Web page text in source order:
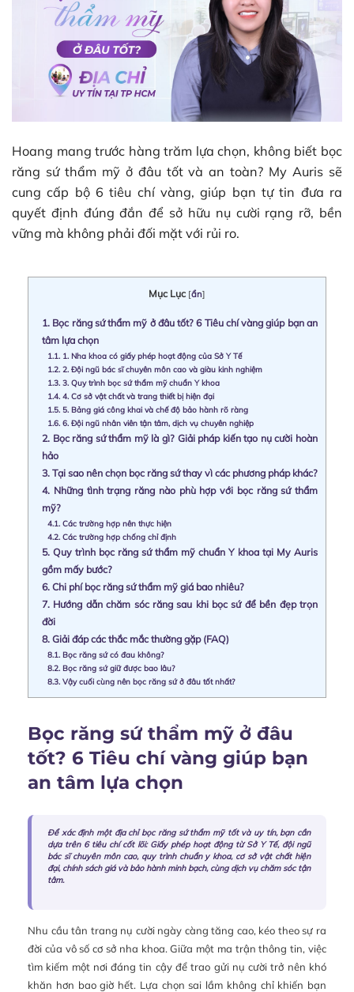
Hoang mang trước hàng trăm lựa chọn, không biết bọc
răng sứ thẩm mỹ ở đâu tốt và an toàn? My Auris sẽ
cung cấp bộ 6 tiêu chí vàng, giúp bạn tự tin đưa ra
quyết định đúng đắn để sở hữu nụ cười rạng rỡ, bền
vững mà không phải đối mặt với rủi ro.
Mục Lục [ẩn]
1. Bọc răng sứ thẩm mỹ ở đâu tốt? 6 Tiêu chí vàng giúp bạn an
tâm lựa chọn
1.1. 1. Nha khoa có giấy phép hoạt động của Sở Y Tế
1.2. 2. Đội ngũ bác sĩ chuyên môn cao và giàu kinh nghiệm
1.3. 3. Quy trình bọc sứ thẩm mỹ chuẩn Y khoa
1.4. 4. Cơ sở vật chất và trang thiết bị hiện đại
1.5. 5. Bảng giá công khai và chế độ bảo hành rõ ràng
1.6. 6. Đội ngũ nhân viên tận tâm, dịch vụ chuyên nghiệp
2. Bọc răng sứ thẩm mỹ là gì? Giải pháp kiến tạo nụ cười hoàn
hảo
3. Tại sao nên chọn bọc răng sứ thay vì các phương pháp khác?
4. Những tình trạng răng nào phù hợp với bọc răng sứ thẩm
mỹ?
4.1. Các trường hợp nên thực hiện
4.2. Các trường hợp chống chỉ định
5. Quy trình bọc răng sứ thẩm mỹ chuẩn Y khoa tại My Auris
gồm mấy bước?
6. Chi phí bọc răng sứ thẩm mỹ giá bao nhiêu?
7. Hướng dẫn chăm sóc răng sau khi bọc sứ để bền đẹp trọn
đời
8. Giải đáp các thắc mắc thường gặp (FAQ)
8.1. Bọc răng sứ có đau không?
8.2. Bọc răng sứ giữ được bao lâu?
8.3. Vậy cuối cùng nên bọc răng sứ ở đâu tốt nhất?
Bọc răng sứ thẩm mỹ ở đâu
tốt? 6 Tiêu chí vàng giúp bạn
an tâm lựa chọn
Để xác định một địa chỉ bọc răng sứ thẩm mỹ tốt và uy tín, bạn cần
dựa trên 6 tiêu chí cốt lõi: Giấy phép hoạt động từ Sở Y Tế, đội ngũ
bác sĩ chuyên môn cao, quy trình chuẩn y khoa, cơ sở vật chất hiện
đại, chính sách giá và bảo hành minh bạch, cùng dịch vụ chăm sóc tận
tâm.
Nhu cầu tân trang nụ cười ngày càng tăng cao, kéo theo sự ra
đời của vô số cơ sở nha khoa. Giữa một ma trận thông tin, việc
tìm kiếm một nơi đáng tin cậy để trao gửi nụ cười trở nên khó
khăn hơn bao giờ hết. Lựa chọn sai lầm không chỉ khiến bạn